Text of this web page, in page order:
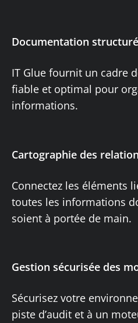
Documentation
IT Glue fournit un cadre
fiable et optimal pour
informations.
Cartographie des
Connectez les éléments
toutes les informations
soient à portée de main.
Gestion sécurisée des
Sécurisez votre
piste d’audit et à un